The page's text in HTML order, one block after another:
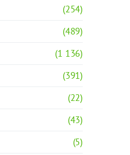
(254)
(489)
(1 136)
(391)
(22)
(43)
(5)